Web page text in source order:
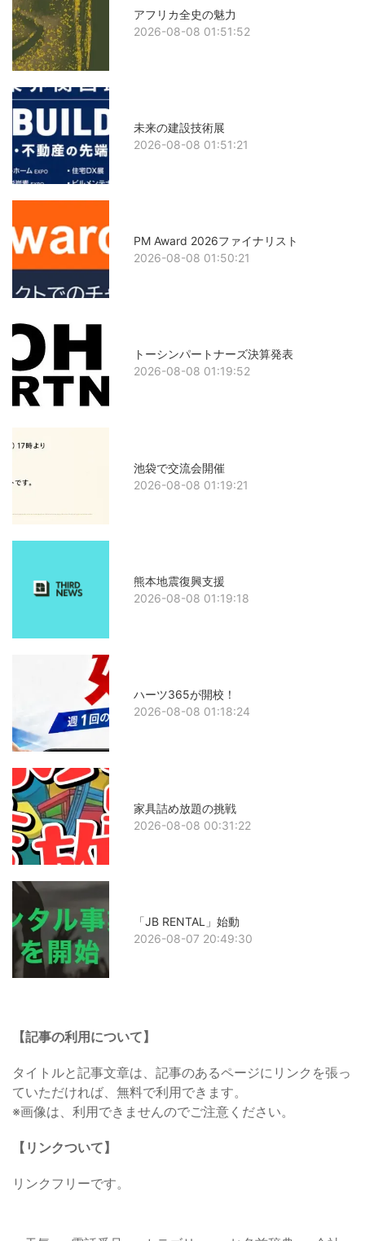
アフリカ全史の魅力
2026-08-08 01:51:52
未来の建設技術展
2026-08-08 01:51:21
PM Award 2026ファイナリスト
2026-08-08 01:50:21
トーシンパートナーズ決算発表
2026-08-08 01:19:52
池袋で交流会開催
2026-08-08 01:19:21
熊本地震復興支援
2026-08-08 01:19:18
ハーツ365が開校！
2026-08-08 01:18:24
家具詰め放題の挑戦
2026-08-08 00:31:22
「JB RENTAL」始動
2026-08-07 20:49:30
【記事の利用について】
タイトルと記事文章は、記事のあるページにリンクを張っ
ていただければ、無料で利用できます。
※画像は、利用できませんのでご注意ください。
【リンクついて】
リンクフリーです。